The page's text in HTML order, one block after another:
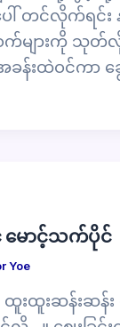
ေါ် တင်လိုက်ရင်း
စက်များကို သု
ခန်းထဲဝင်ကာ
မောင့်သက်ပိုင်
Yoe
ထူးထူးဆန်းဆန်